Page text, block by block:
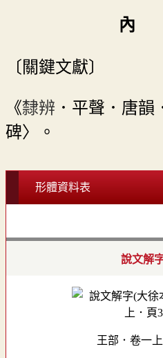
內
〔關鍵文獻〕
《隸辨 ．平聲．唐
碑〉。
形體資料表
說文解
王部．卷一